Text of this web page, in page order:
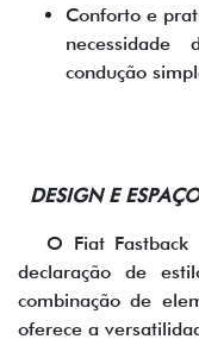
Conforto e
necessidade
condução
DESIGN E
O Fiat
declaração de
combinação de
oferece a